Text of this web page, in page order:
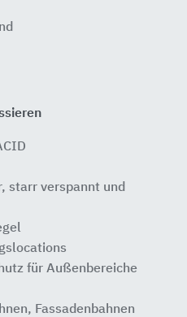
starr verspannt und
für Außenbereiche
Fassadenbahnen